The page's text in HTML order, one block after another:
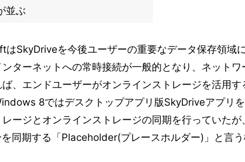
並ぶ
SkyDriveを今後ユーザーの重要なデータ保存領域
ターネットへの常時接続が一般的となり、ネットワ
、エンドユーザーがオンラインストレージを活用す
8ではデスクトップアプリ版SkyDriveアプリ
ージとオンラインストレージの同期を行っていたが、
同期する「Placeholder(プレースホルダー)」と言